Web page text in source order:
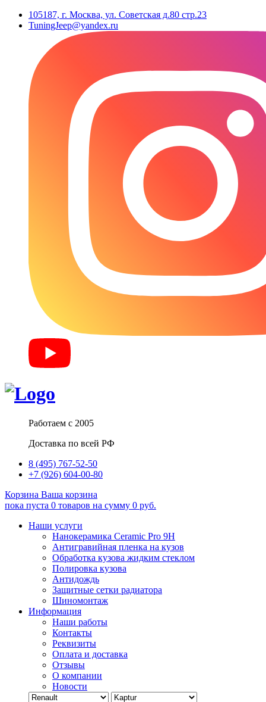
105187, г. Москва, ул. Советская д.80 стр.23
TuningJeep@yandex.ru
Работаем с 2005
Доставка по всей РФ
8 (495) 767-52-50
+7 (926) 604-00-80
Корзина Ваша корзина
пока пуста 0 товаров на сумму 0 руб.
Наши услуги
Нанокерамика Ceramic Pro 9H
Антигравийная пленка на кузов
Обработка кузова жидким стеклом
Полировка кузова
Антидождь
Защитные сетки радиатора
Шиномонтаж
Информация
Наши работы
Контакты
Реквизиты
Оплата и доставка
Отзывы
О компании
Новости